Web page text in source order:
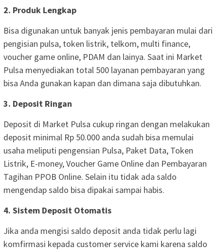
2. Produk Lengkap
Bisa digunakan untuk banyak jenis pembayaran mulai dari
pengisian pulsa, token listrik, telkom, multi finance,
voucher game online, PDAM dan lainya. Saat ini Market
Pulsa menyediakan total 500 layanan pembayaran yang
bisa Anda gunakan kapan dan dimana saja dibutuhkan.
3. Deposit Ringan
Deposit di Market Pulsa cukup ringan dengan melakukan
deposit minimal Rp 50.000 anda sudah bisa memulai
usaha meliputi pengensian Pulsa, Paket Data, Token
Listrik, E-money, Voucher Game Online dan Pembayaran
Tagihan PPOB Online. Selain itu tidak ada saldo
mengendap saldo bisa dipakai sampai habis.
4. Sistem Deposit Otomatis
Jika anda mengisi saldo deposit anda tidak perlu lagi
komfirmasi kepada customer service kami karena saldo